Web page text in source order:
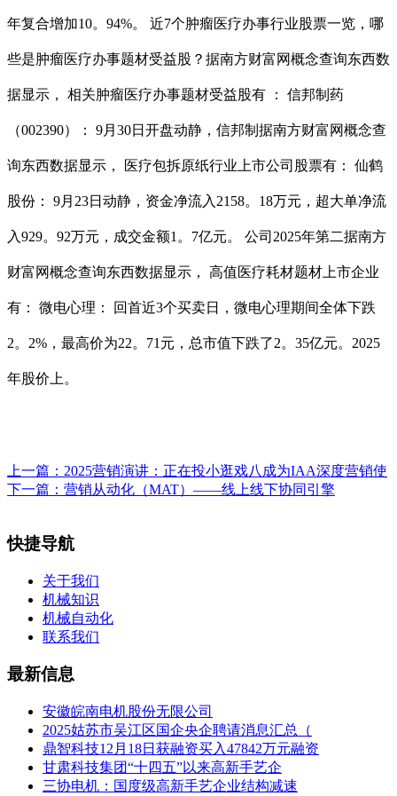
年复合增加10。94%。 近7个肿瘤医疗办事行业股票一览，哪
些是肿瘤医疗办事题材受益股？据南方财富网概念查询东西数
据显示， 相关肿瘤医疗办事题材受益股有 ： 信邦制药
（002390）： 9月30日开盘动静，信邦制据南方财富网概念查
询东西数据显示， 医疗包拆原纸行业上市公司股票有： 仙鹤
股份： 9月23日动静，资金净流入2158。18万元，超大单净流
入929。92万元，成交金额1。7亿元。 公司2025年第二据南方
财富网概念查询东西数据显示， 高值医疗耗材题材上市企业
有： 微电心理： 回首近3个买卖日，微电心理期间全体下跌
2。2%，最高价为22。71元，总市值下跌了2。35亿元。2025
年股价上。
上一篇： 2025营销演讲：正在投小逛戏八成为IAA深度营销使
下一篇： 营销从动化（MAT）——线上线下协同引擎
快捷导航
关于我们
机械知识
机械自动化
联系我们
最新信息
安徽皖南电机股份无限公司
2025姑苏市吴江区国企央企聘请消息汇总（
鼎智科技12月18日获融资买入47842万元融资
甘肃科技集团“十四五”以来高新手艺企
三协电机：国度级高新手艺企业结构减速